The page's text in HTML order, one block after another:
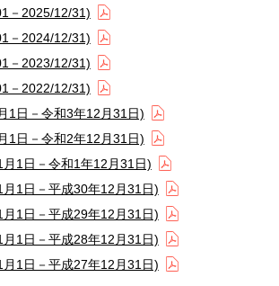
－2025/12/31)
－2024/12/31)
－2023/12/31)
－2022/12/31)
1日－令和3年12月31日)
1日－令和2年12月31日)
1日－令和1年12月31日)
1日－平成30年12月31日)
1日－平成29年12月31日)
1日－平成28年12月31日)
1日－平成27年12月31日)